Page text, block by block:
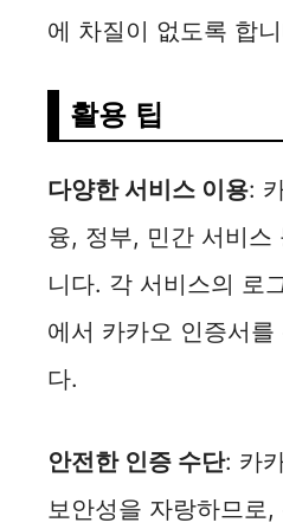
에 차질이 없도록 합
활용 팁
다양한 서비스 이용:
융, 정부, 민간 서비스
니다. 각 서비스의 로
에서 카카오 인증서를
다.
안전한 인증 수단: 카
보안성을 자랑하므로,